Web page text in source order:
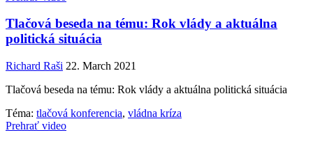
Tlačová beseda na tému: Rok vlády a aktuálna
politická situácia
Richard Raši 22. March 2021
Tlačová beseda na tému: Rok vlády a aktuálna politická situácia
Téma: tlačová konferencia, vládna kríza
Prehrať video